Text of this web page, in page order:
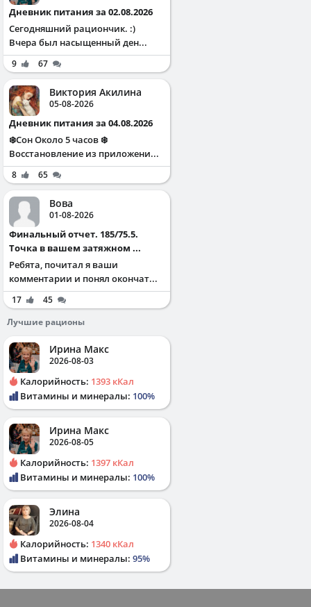
Дневник питания за 02.08.2026
Сегодняшний рациончик. :)
Вчера был насыщенный ден...
9 67
Виктория Акилина
05-08-2026
Дневник питания за 04.08.2026
❄️Сон Около 5 часов ❄️
Восстановление из приложени...
8 65
Вова
01-08-2026
Финальный отчет. 185/75.5.
Точка в вашем затяжном ...
Ребята, почитал я ваши
комментарии и понял окончат...
17
45
Лучшие рационы
Ирина Макс
2026-08-03
Калорийность: 1393 кКал
Витамины и минералы: 100%
Ирина Макс
2026-08-05
Калорийность: 1397 кКал
Витамины и минералы: 100%
Элина
2026-08-04
Калорийность: 1340 кКал
Витамины и минералы: 95%